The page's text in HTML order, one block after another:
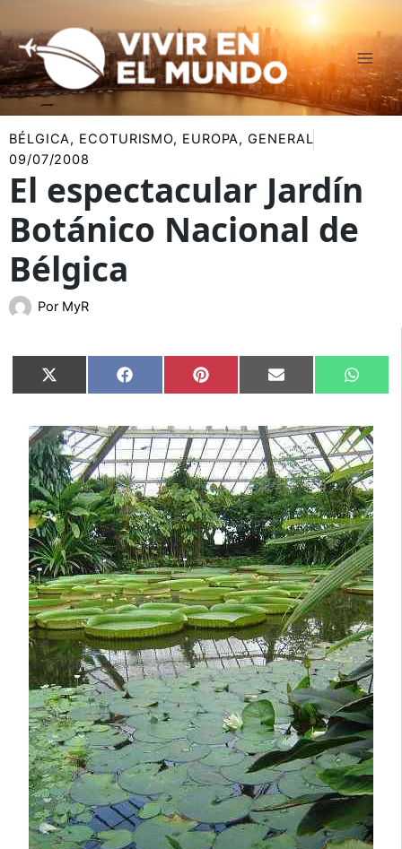
al
contenido
BÉLGICA, ECOTURISMO, EUROPA,GENERAL
09/07/2008
El espectacular Jardín
Botánico Nacional de
Bélgica
Por MyR
Compartir
en
X
(Twitter)
Compartir
en
Facebook Compartir
en
Pinterest Compartir
en
Email
en